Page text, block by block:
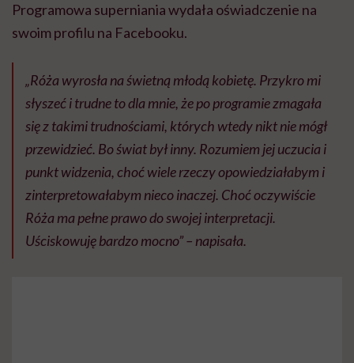
Programowa superniania wydała oświadczenie na
swoim profilu na Facebooku.
„Róża wyrosła na świetną młodą kobietę. Przykro mi
słyszeć i trudne to dla mnie, że po programie zmagała
się z takimi trudnościami, których wtedy nikt nie mógł
przewidzieć. Bo świat był inny. Rozumiem jej uczucia i
punkt widzenia, choć wiele rzeczy opowiedziałabym i
zinterpretowałabym nieco inaczej. Choć oczywiście
Róża ma pełne prawo do swojej interpretacji.
Uściskowuję bardzo mocno” – napisała.